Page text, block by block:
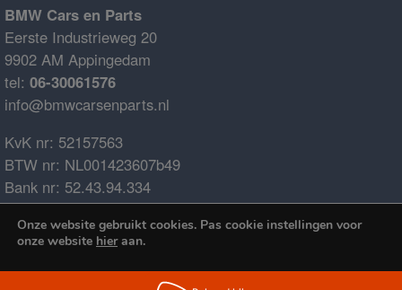
BMW Cars en Parts
Eerste Industrieweg 20
9902 AM Appingedam
tel: 06-30061576
info@bmwcarsenparts.nl
KvK nr: 52157563
BTW nr: NL001423607b49
Bank nr: 52.43.94.334
IBAN: NL68ABNA0524394334
BIC: ABNANL2A
Onze website gebruikt cookies. Pas cookie instellingen voor
onze website hieraan.